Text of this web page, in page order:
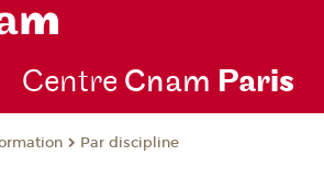
Centre Cnam Paris
Par discipline